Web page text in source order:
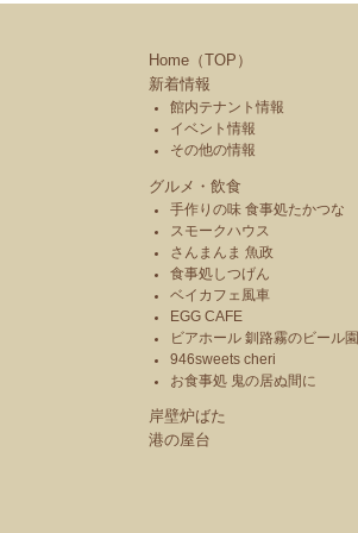
Home（TOP）
新着情報
館内テナント情報
イベント情報
その他の情報
グルメ・飲食
手作りの味 食事処たかつな
スモークハウス
さんまんま 魚政
食事処しつげん
ベイカフェ風車
EGG CAFE
ビアホール 釧路霧のビール園
946sweets cheri
お食事処 鬼の居ぬ間に
岸壁炉ばた
港の屋台